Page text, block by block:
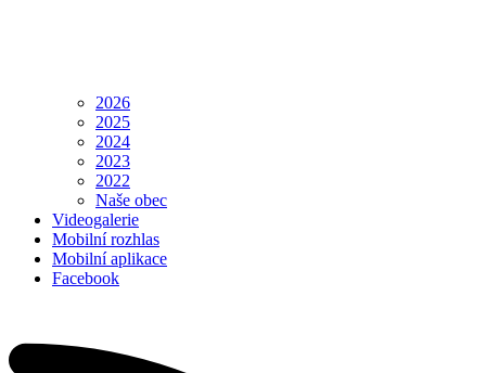
2026
2025
2024
2023
2022
Naše obec
Videogalerie
Mobilní rozhlas
Mobilní aplikace
Facebook